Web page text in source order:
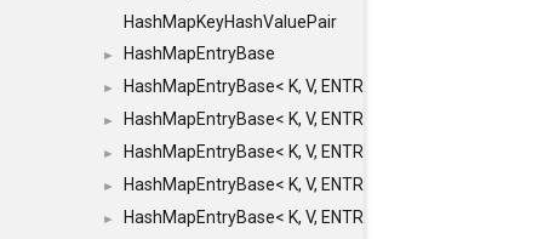
HashMapKeyHashValuePair
► HashMapEntryBase
► HashMapEntryBase< K, V, ENTRY_HANDLER,
► HashMapEntryBase< K, V, ENTRY_HANDLER,
► HashMapEntryBase< K, V, ENTRY_HANDLER,
► HashMapEntryBase< K, V, ENTRY_HANDLER,
► HashMapEntryBase< K, V, ENTRY_HANDLER,